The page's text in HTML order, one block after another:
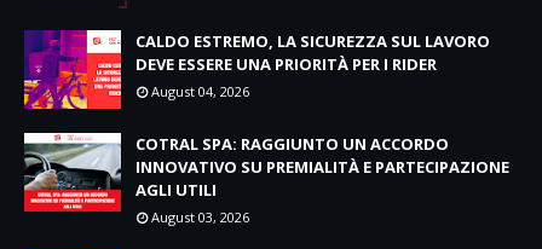
CALDO ESTREMO, LA SICUREZZA SUL LAVORO
DEVE ESSERE UNA PRIORITÀ PER I RIDER
August 04, 2026
COTRAL SPA: RAGGIUNTO UN ACCORDO
INNOVATIVO SU PREMIALITÀ E PARTECIPAZIONE
AGLI UTILI
August 03, 2026